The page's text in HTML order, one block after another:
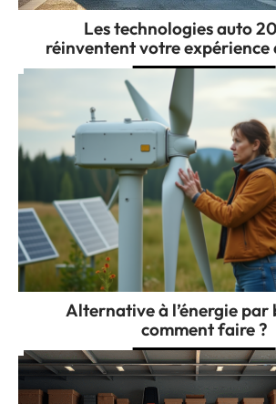
Les technologies auto
réinventent votre expérience
Alternative à l’énergie par
comment faire ?